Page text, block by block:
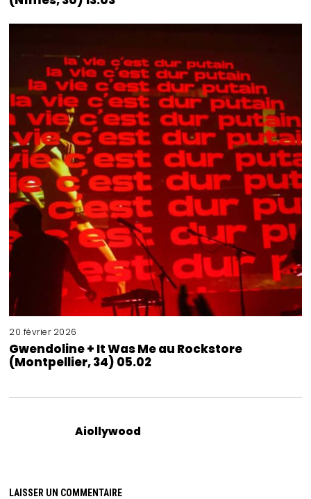
20 février 2026
Gwendoline + It Was Me au Rockstore
(Montpellier, 34) 05.02
Aiollywood
LAISSER UN COMMENTAIRE